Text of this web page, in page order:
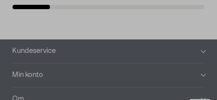
Bunntekst
Kundeservice
Min konto